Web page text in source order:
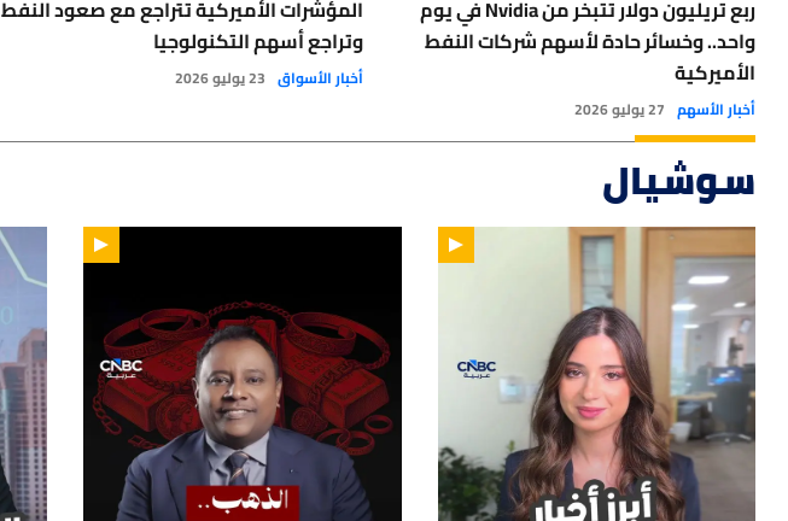
ربع تريليون دولار تتبخر من Nvidia في يوم
واحد.. وخسائر حادة لأسهم شركات النفط
الأميركية
أخبار الأسهم 27 يوليو 2026
المؤشرات الأميركية تتراجع مع صعود النفط
وتراجع أسهم التكنولوجيا
أخبار الأسواق 23 يوليو 2026
سوشيال